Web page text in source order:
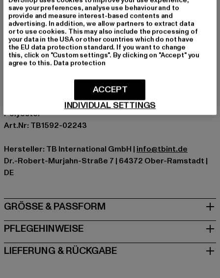
Anlass: Alltag, Basic
Ausschnitt: Kapuze mit Kordelzug
Ärmelart: Langarm
Schnitt: Regulär
Marke: Urban Classics
Kat.: Hoodies
Hersteller Farbe: redwine
Materialzusammensetzung: 63% Baumwolle, 37%
Polyester
Art.Nr: TB1592-02243
Hersteller: TB International GmbH | info@tbint.de
Dr.-Robert-Murjahn-Straße 7 | 64372 Ober-Ramstadt |
DE
GRÖSSE & PASSFORM
PFLEGEHINWEISE
LIEFERUNG & RÜCKGABE
save your preferences, analyse use behaviour and to
provide and measure interest-based contents and
advertising. In addition, we allow partners to extract data
or to use cookies. This may also include the processing of
your data in the USA or other countries which do not have
the EU data protection standard. If you want to change
this, click on "Custom settings". By clicking on "Accept" you
agree to this. Data protection
INDIVIDUAL SETTINGS
ACCEPT